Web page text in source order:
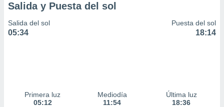
Salida y Puesta del sol
Salida del sol
05:34
Puesta del sol
18:14
Primera luz
05:12
Mediodía
11:54
Última luz
18:36